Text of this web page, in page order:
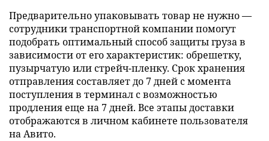
Предварительно упаковывать товар не нужно —
сотрудники транспортной компании помогут
подобрать оптимальный способ защиты груза в
зависимости от его характеристик: обрешетку,
пузырчатую или стрейч-пленку. Срок хранения
отправления составляет до 7 дней с момента
поступления в терминал с возможностью
продления еще на 7 дней. Все этапы доставки
отображаются в личном кабинете пользователя
на Авито.